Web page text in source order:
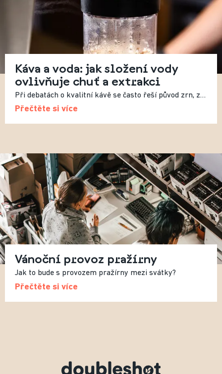
Káva a voda: jak složení vody
ovlivňuje chuť a extrakci
Při debatách o kvalitní kávě se často řeší původ zrn, způsob pražení nebo recept. Méně často se mluví o vodě, přestože právě ta tvoří více než 98 % výsledného nápoje. Složení vody tak zásadně ovlivňuje výslednou chuť.
Přečtěte si více
Vánoční provoz pražírny
Jak to bude s provozem pražírny mezi svátky?
Přečtěte si více